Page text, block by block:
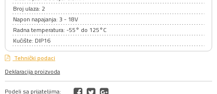
Broj ulaza: 2
Napon napajanja: 3 - 18V
Radna temperatura: -55° do 125°C
Kućište: DIP16
Tehnički podaci
Deklaracija proizvoda
Podeli sa prijateljima: